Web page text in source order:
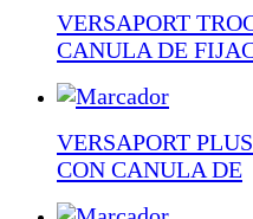
VERSAPORT
CANULA DE
VERSAPORT
CON CANULA DE